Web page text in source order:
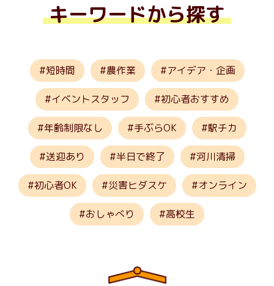
キーワードから探す
短時間 農作業 アイデア・企画
イベントスタッフ 初心者おすすめ
年齢制限なし 手ぶらOK 駅チカ
送迎あり 半日で終了 河川清掃
初心者OK 災害ヒダスケ オンライン
おしゃべり 高校生